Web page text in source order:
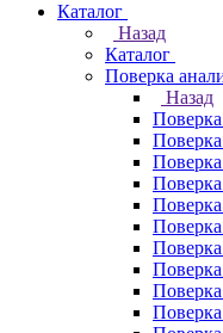
Каталог
Назад
Каталог
Поверка
Назад
Поверка
Поверка
Поверка
Поверка
Поверка
Поверка